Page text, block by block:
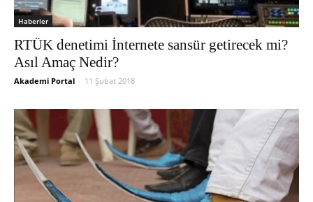
Haberler
RTÜK denetimi İnternete sansür getirecek mi?
Asıl Amaç Nedir?
Akademi Portal - 11 Şubat 2018